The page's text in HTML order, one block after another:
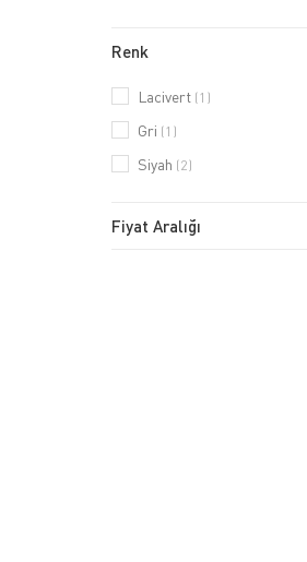
Renk
Lacivert (1)
Gri (1)
Siyah (2)
Fiyat Aralığı